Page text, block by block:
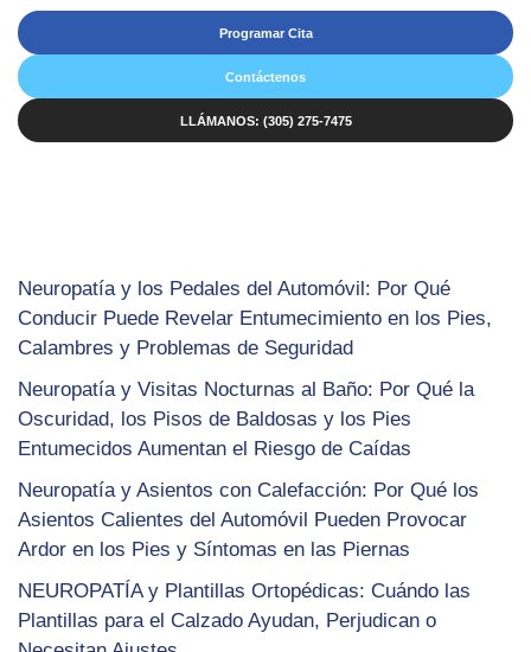
Programar Cita
Contáctenos
LLÁMANOS: (305) 275-7475
Neuropatía y los Pedales del Automóvil: Por Qué
Conducir Puede Revelar Entumecimiento en los Pies,
Calambres y Problemas de Seguridad
Neuropatía y Visitas Nocturnas al Baño: Por Qué la
Oscuridad, los Pisos de Baldosas y los Pies
Entumecidos Aumentan el Riesgo de Caídas
Neuropatía y Asientos con Calefacción: Por Qué los
Asientos Calientes del Automóvil Pueden Provocar
Ardor en los Pies y Síntomas en las Piernas
NEUROPATÍA y Plantillas Ortopédicas: Cuándo las
Plantillas para el Calzado Ayudan, Perjudican o